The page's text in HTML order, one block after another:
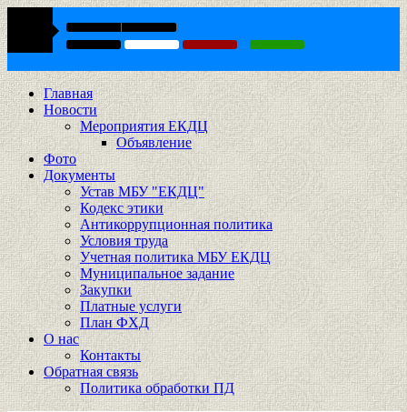
Главная
Новости
Мероприятия ЕКДЦ
Объявление
Фото
Документы
Устав МБУ "ЕКДЦ"
Кодекс этики
Антикоррупционная политика
Условия труда
Учетная политика МБУ ЕКДЦ
Муниципальное задание
Закупки
Платные услуги
План ФХД
О нас
Контакты
Обратная связь
Политика обработки ПД